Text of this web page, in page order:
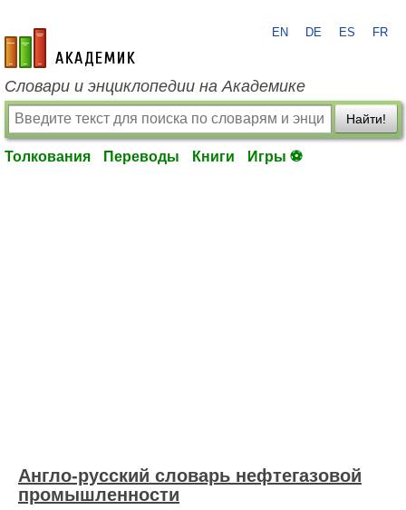
academic.ru
EN DE ES FR
Словари и энциклопедии на Академике
Найти!
Толкования Переводы Книги Игры ⚽
Англо-русский словарь нефтегазовой
промышленности